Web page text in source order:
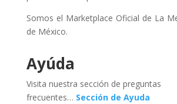
Somos el Marketplace Oficial de La
de México.
Ayúda
Visita nuestra sección de preguntas
frecuentes… Sección de Ayuda